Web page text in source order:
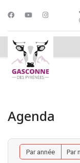
Agenda
Par année Par